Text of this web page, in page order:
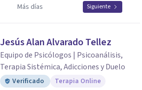
Más días Siguiente
Jesús Alan Alvarado Tellez
Equipo de Psicólogos | Psicoanálisis,
Terapia Sistémica, Adicciones y Duelo
Verificado Terapia Online